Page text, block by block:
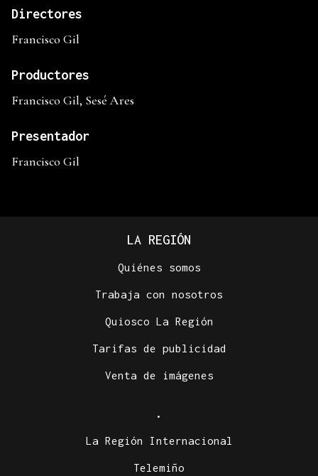
Directores
Francisco Gil
Productores
Francisco Gil, Sesé Ares
Presentador
Francisco Gil
LA REGIÓN
Quiénes somos
Trabaja con nosotros
Quiosco La Región
Tarifas de publicidad
Venta de imágenes
.
La Región Internacional
Telemiño